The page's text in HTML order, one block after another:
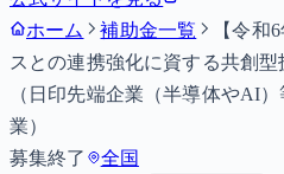
ホーム
補助金一覧
【令和
スとの連携強化に資する共創
（日印先端企業（半導体やAI
業）
募集終了
全国